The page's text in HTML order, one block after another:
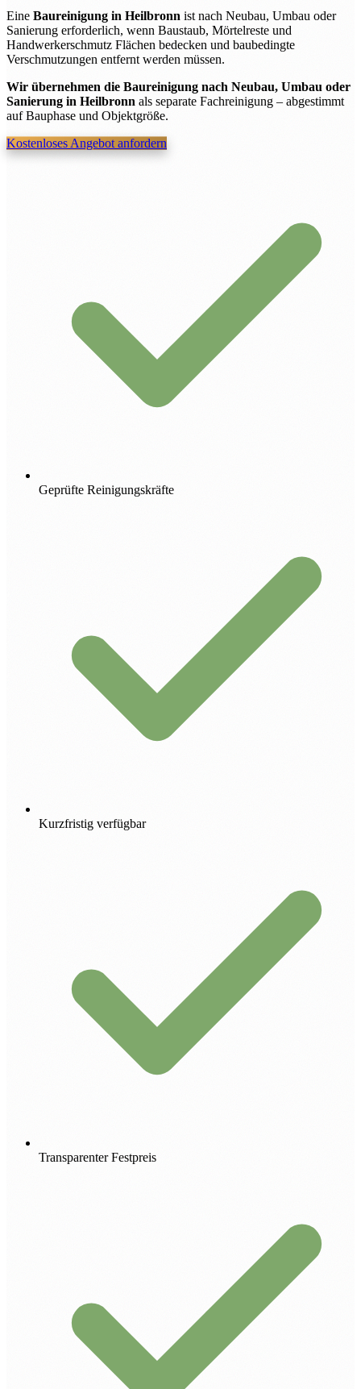
Eine Baureinigung in Heilbronn ist nach Neubau, Umbau oder
Sanierung erforderlich, wenn Baustaub, Mörtelreste und
Handwerkerschmutz Flächen bedecken und baubedingte
Verschmutzungen entfernt werden müssen.
Wir übernehmen die Baureinigung nach Neubau, Umbau oder
Sanierung in Heilbronn als separate Fachreinigung – abgestimmt
auf Bauphase und Objektgröße.
Kostenloses Angebot anfordern
Geprüfte Reinigungskräfte
Kurzfristig verfügbar
Transparenter Festpreis